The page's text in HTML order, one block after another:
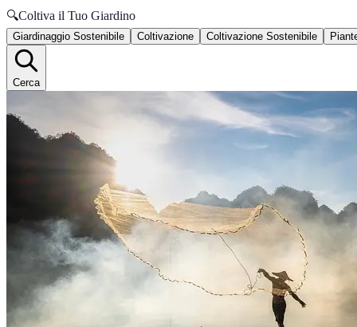
🔍Coltiva il Tuo Giardino
Giardinaggio Sostenibile Coltivazione Coltivazione Sostenibile
Cerca